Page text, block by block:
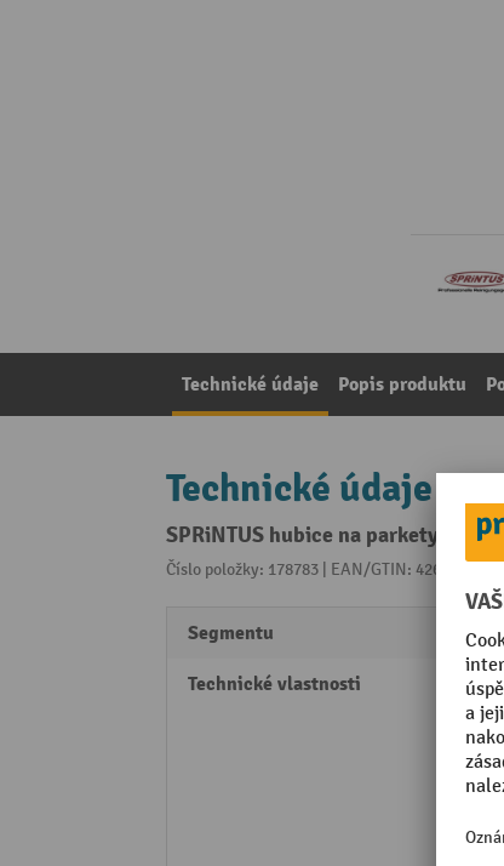
Technické údaje Popis produktu
Technické údaje
SPRiNTUS hubice na parkety, šířka
Číslo položky: 178783 | EAN/GTIN:
Segmentu
Technické vlastnosti